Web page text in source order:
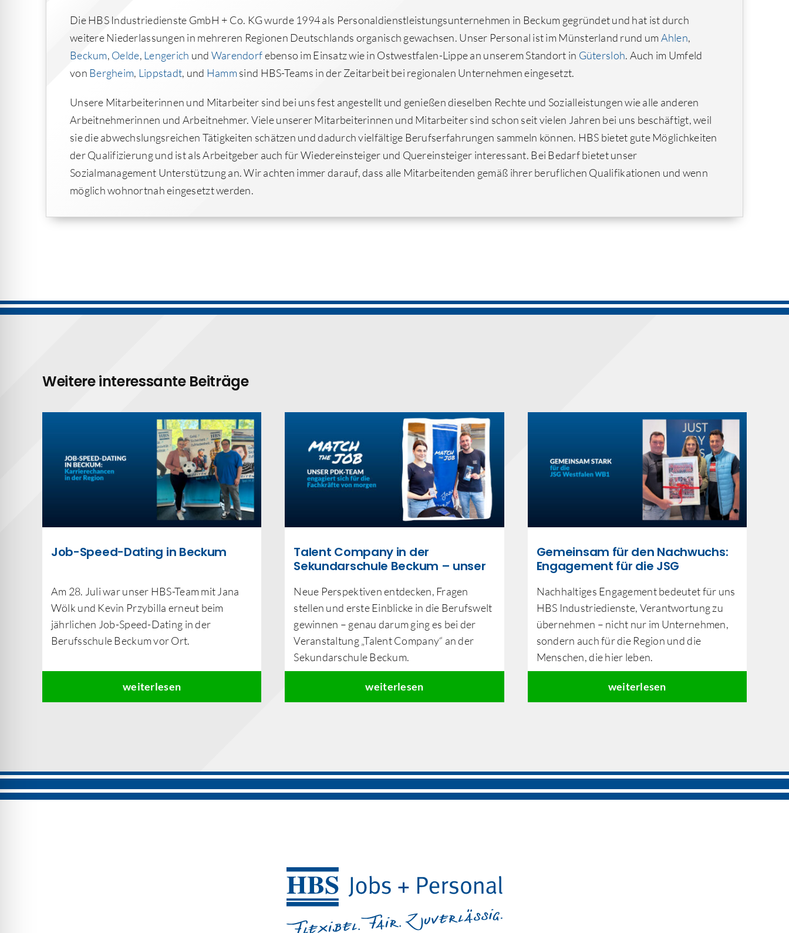
Die HBS Industriedienste GmbH + Co. KG wurde 1994 als Personaldienstleistungsunternehmen in Beckum gegründet und hat ist durch
weitere Niederlassungen in mehreren Regionen Deutschlands organisch gewachsen. Unser Personal ist im Münsterland rund um Ahlen,
Beckum, Oelde, Lengerich und Warendorfebenso im Einsatz wie in Ostwestfalen-Lippe an unserem Standort in Gütersloh. Auch im Umfeld
von Bergheim, Lippstadt, und Hammsind HBS-Teams in der Zeitarbeit bei regionalen Unternehmen eingesetzt.
Unsere Mitarbeiterinnen und Mitarbeiter sind bei uns fest angestellt und genießen dieselben Rechte und Sozialleistungen wie alle anderen
Arbeitnehmerinnen und Arbeitnehmer. Viele unserer Mitarbeiterinnen und Mitarbeiter sind schon seit vielen Jahren bei uns beschäftigt, weil
sie die abwechslungsreichen Tätigkeiten schätzen und dadurch vielfältige Berufserfahrungen sammeln können. HBS bietet gute Möglichkeiten
der Qualifizierung und ist als Arbeitgeber auch für Wiedereinsteiger und Quereinsteiger interessant. Bei Bedarf bietet unser
Sozialmanagement Unterstützung an. Wir achten immer darauf, dass alle Mitarbeitenden gemäß ihrer beruflichen Qualifikationen und wenn
möglich wohnortnah eingesetzt werden.
Weitere interessante Beiträge
Job-Speed-Dating in Beckum
Am 28. Juli war unser HBS-Team mit Jana
Wölk und Kevin Przybilla erneut beim
jährlichen Job-Speed-Dating in der
Berufsschule Beckum vor Ort.
weiterlesen
Talent Company in der
Sekundarschule Beckum – unser
Neue Perspektiven entdecken, Fragen
stellen und erste Einblicke in die Berufswelt
gewinnen – genau darum ging es bei der
Veranstaltung „Talent Company“ an der
Sekundarschule Beckum.
weiterlesen
Gemeinsam für den Nachwuchs:
Engagement für die JSG
Nachhaltiges Engagement bedeutet für uns
HBS Industriedienste, Verantwortung zu
übernehmen – nicht nur im Unternehmen,
sondern auch für die Region und die
Menschen, die hier leben.
weiterlesen